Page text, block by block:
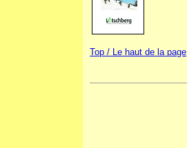
Top / Le haut de la page